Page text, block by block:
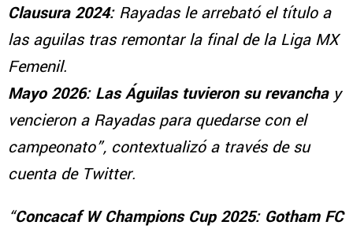
Clausura 2024:Rayadas le arrebató el título a
las aguilas tras remontar la final de la Liga MX
Femenil.
Mayo 2026: Las Águilas tuvieron su revanchay
vencieron a Rayadas para quedarse con el
campeonato”, contextualizó a través de su
cuenta de Twitter.
“Concacaf W Champions Cup 2025: Gotham FC